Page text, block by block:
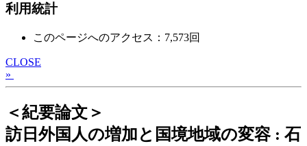
利用統計
このページへのアクセス：7,573回
CLOSE
»
＜紀要論文＞
訪日外国人の増加と国境地域の変容 : 石